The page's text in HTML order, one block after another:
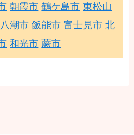
朝霞市 鶴ケ島市 東松山
八潮市 飯能市 富士見市 北
和光市 蕨市